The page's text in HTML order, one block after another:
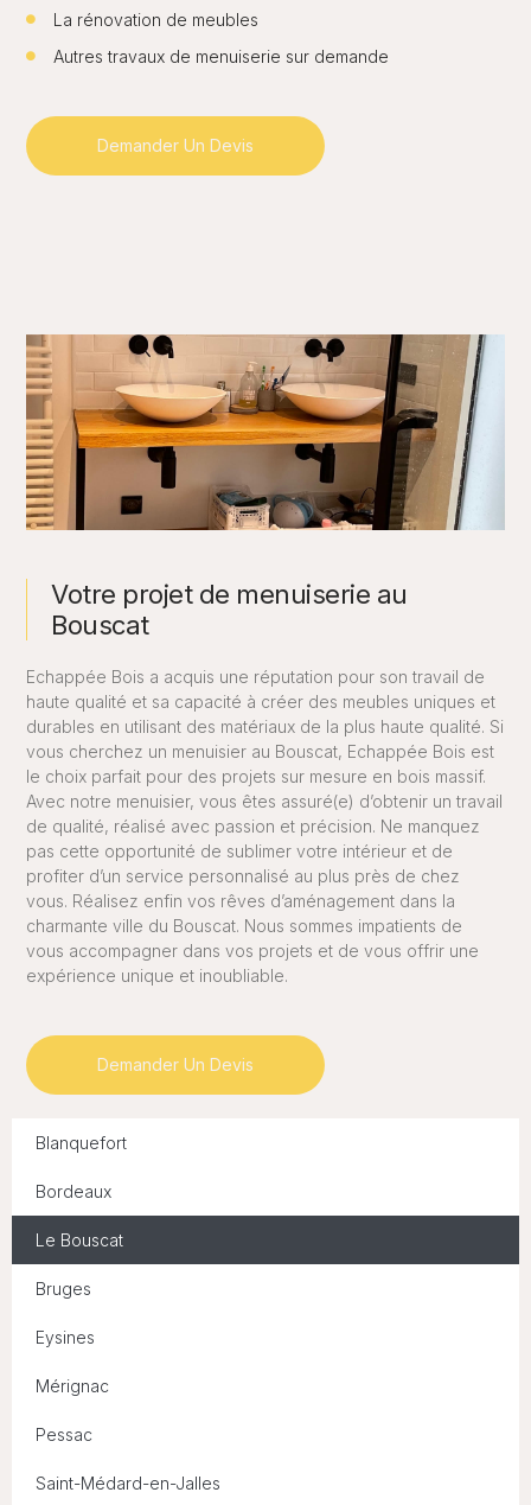
La rénovation de meubles
Autres travaux de menuiserie sur demande
Demander Un Devis
Votre projet de menuiserie au
Bouscat
Echappée Bois a acquis une réputation pour son travail de
haute qualité et sa capacité à créer des meubles uniques et
durables en utilisant des matériaux de la plus haute qualité. Si
vous cherchez un menuisier au Bouscat, Echappée Bois est
le choix parfait pour des projets sur mesure en bois massif.
Avec notre menuisier, vous êtes assuré(e) d’obtenir un travail
de qualité, réalisé avec passion et précision. Ne manquez
pas cette opportunité de sublimer votre intérieur et de
profiter d’un service personnalisé au plus près de chez
vous. Réalisez enfin vos rêves d’aménagement dans la
charmante ville du Bouscat. Nous sommes impatients de
vous accompagner dans vos projets et de vous offrir une
expérience unique et inoubliable.
Demander Un Devis
Blanquefort
Bordeaux
Le Bouscat
Bruges
Eysines
Mérignac
Pessac
Saint-Médard-en-Jalles